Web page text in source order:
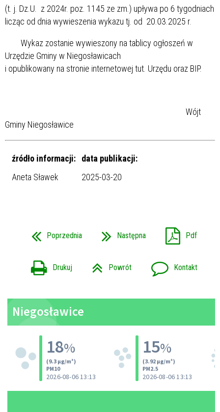
(t. j. Dz.U. z 2024r. poz. 1145 ze zm.) upływa po 6 tygodniach
licząc od dnia wywieszenia wykazu tj. od 20.03.2025 r.
Wykaz zostanie wywieszony na tablicy ogłoszeń w
Urzędzie Gminy w Niegosławicach
i opublikowany na stronie internetowej tut. Urzędu oraz BIP.
Wójt
Gminy Niegosławice
źródło informacji:
data publikacji:
Aneta Sławek
2025-03-20
Poprzednia Następna Pdf
Drukuj Powrót Kontakt